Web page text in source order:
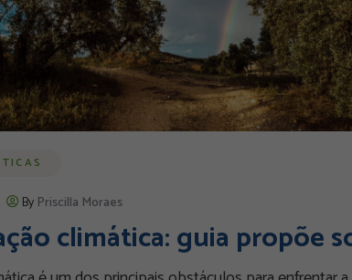
By Priscilla Moraes
climática: guia propõe